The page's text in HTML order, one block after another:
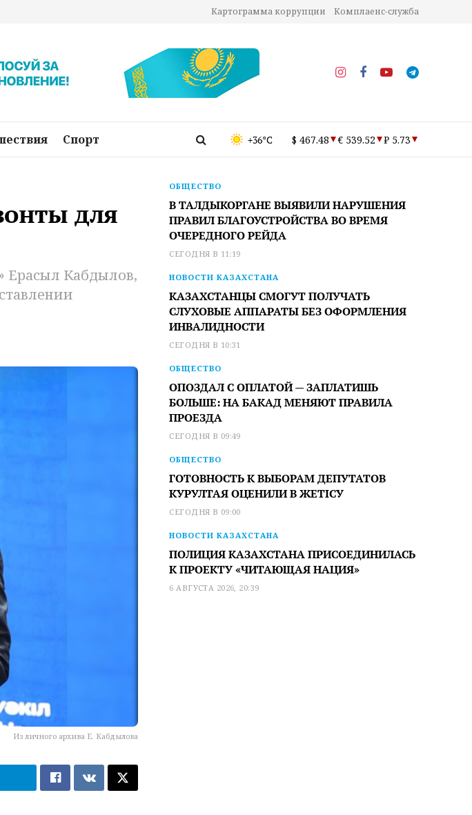
Картограмма коррупции Комплаенс-служба
Спорт +36°C $ 467.48 € 539.52 ₽ 5.73
для
Ерасыл Кабдылов,
Из личного архива Е. Кабдылова
ОБЩЕСТВО
В ТАЛДЫКОРГАНЕ ВЫЯВИЛИ НАРУШЕНИЯ
ПРАВИЛ БЛАГОУСТРОЙСТВА ВО ВРЕМЯ
ОЧЕРЕДНОГО РЕЙДА
СЕГОДНЯ В 11:19
НОВОСТИ КАЗАХСТАНА
КАЗАХСТАНЦЫ СМОГУТ ПОЛУЧАТЬ
СЛУХОВЫЕ АППАРАТЫ БЕЗ ОФОРМЛЕНИЯ
ИНВАЛИДНОСТИ
СЕГОДНЯ В 10:31
ОБЩЕСТВО
ОПОЗДАЛ С ОПЛАТОЙ — ЗАПЛАТИШЬ
БОЛЬШЕ: НА БАКАД МЕНЯЮТ ПРАВИЛА
ПРОЕЗДА
СЕГОДНЯ В 09:49
ОБЩЕСТВО
ГОТОВНОСТЬ К ВЫБОРАМ ДЕПУТАТОВ
КУРУЛТАЯ ОЦЕНИЛИ В ЖЕТІСУ
СЕГОДНЯ В 09:00
НОВОСТИ КАЗАХСТАНА
ПОЛИЦИЯ КАЗАХСТАНА ПРИСОЕДИНИЛАСЬ
К ПРОЕКТУ «ЧИТАЮЩАЯ НАЦИЯ»
6 АВГУСТА 2026, 20:39